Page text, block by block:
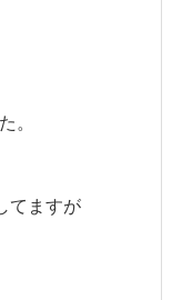
。
てますが